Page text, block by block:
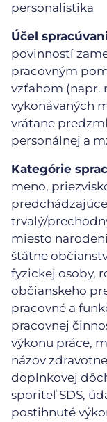
personalistika
Účel
povinností
pracovným
vzťahom (napr.
vykonávaných
vrátane
personálnej a
Kategórie
meno,
trvalý/
miesto
štátne
fyzickej osoby,
občianskeho
pracovné a
pracovnej
výkonu práce,
názov
doplnkovej
sporiteľ SDS,
postihnuté